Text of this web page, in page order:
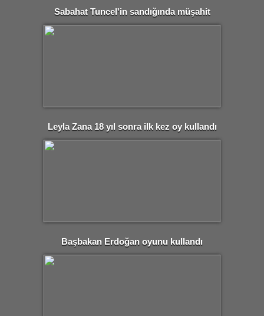
Sabahat Tuncel'in sandığında müşahit
tartışması!
Leyla Zana 18 yıl sonra ilk kez oy kullandı
Başbakan Erdoğan oyunu kullandı